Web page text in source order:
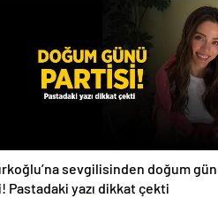
sevgilisinden doğum
Pastadaki yazı dikkat çekti